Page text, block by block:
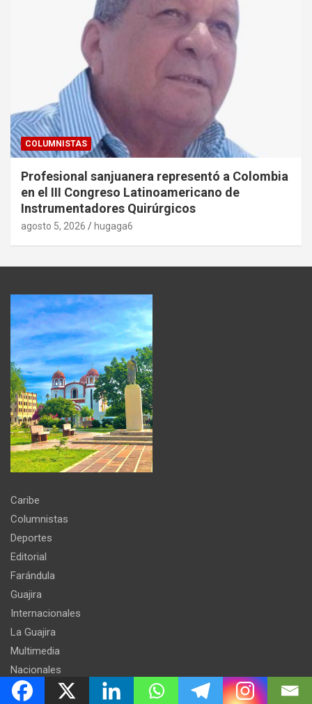
COLUMNISTAS
Profesional sanjuanera representó a Colombia
en el III Congreso Latinoamericano de
Instrumentadores Quirúrgicos
agosto 5, 2026 hugaga6
Caribe
Columnistas
Deportes
Editorial
Farándula
Guajira
Internacionales
La Guajira
Multimedia
Nacionales
Opinión